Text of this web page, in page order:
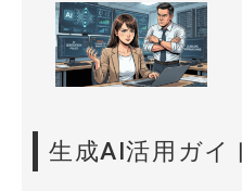
生成AI活用ガイ